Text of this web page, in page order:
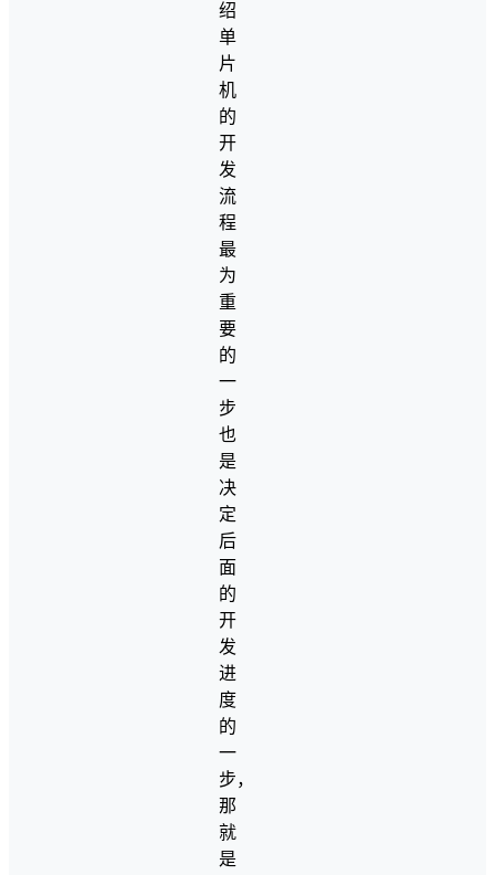
绍
单
片
机
的
开
发
流
程
最
为
重
要
的
一
步
也
是
决
定
后
面
的
开
发
进
度
的
一
步，
那
就
是